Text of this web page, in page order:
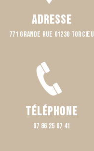
Adresse
771 Grande rue 01230 TORCIEU
Téléphone
07 86 25 07 41